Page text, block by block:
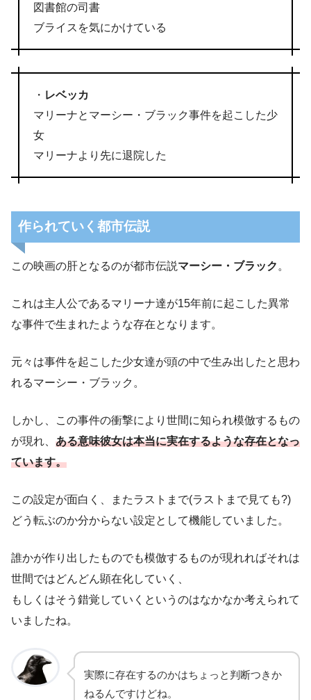
図書館の司書
ブライスを気にかけている
・ レベッカ
マリーナとマーシー・ブラック事件を起こした少
女
マリーナより先に退院した
作られていく都市伝説
この映画の肝となるのが都市伝説マーシー・ブラック 。
これは主人公であるマリーナ達が15年前に起こした異常
な事件で生まれたような存在となります。
元々は事件を起こした少女達が頭の中で生み出したと思わ
れるマーシー・ブラック。
しかし、この事件の衝撃により世間に知られ模倣するもの
が現れ、 ある意味彼女は本当に実在するような存在となっ
ています。
この設定が面白く、またラストまで(ラストまで見ても?)
どう転ぶのか分からない設定として機能していました。
誰かが作り出したものでも模倣するものが現れればそれは
世間ではどんどん顕在化していく、
もしくはそう錯覚していくというのはなかなか考えられて
いましたね。
実際に存在するのかはちょっと判断つきか
ねるんですけどね。